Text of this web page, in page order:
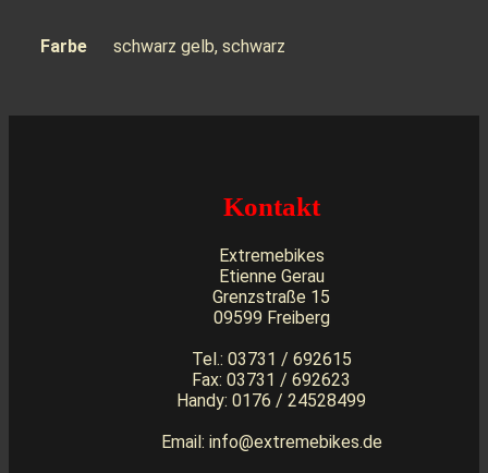
Farbe schwarz gelb, schwarz
Kontakt
Extremebikes
Etienne Gerau
Grenzstraße 15
09599 Freiberg
Tel.: 03731 / 692615
Fax: 03731 / 692623
Handy: 0176 / 24528499
Email: info@extremebikes.de